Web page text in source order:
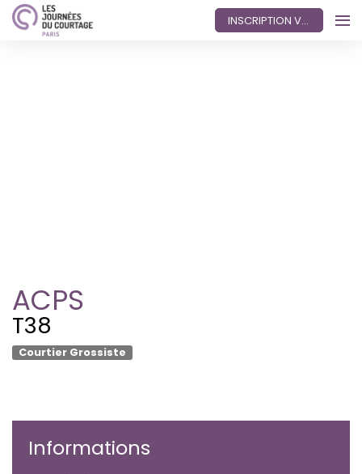
INSCRIPTION VISITEUR
ACPS
T38
Courtier Grossiste
Informations